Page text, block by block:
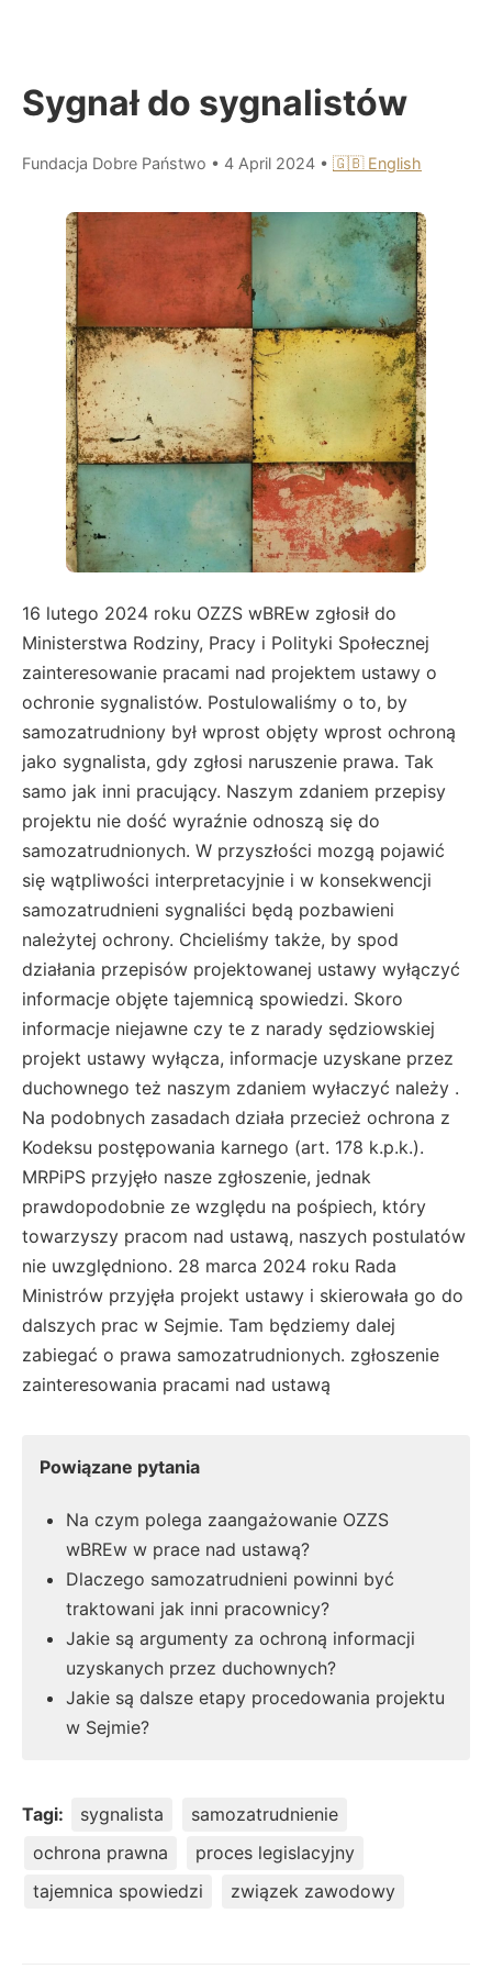
Sygnał do sygnalistów
Fundacja Dobre Państwo • 4 April 2024 • 🇬🇧 English
16 lutego 2024 roku OZZS wBREw zgłosił do
Ministerstwa Rodziny, Pracy i Polityki Społecznej
zainteresowanie pracami nad projektem ustawy o
ochronie sygnalistów. Postulowaliśmy o to, by
samozatrudniony był wprost objęty wprost ochroną
jako sygnalista, gdy zgłosi naruszenie prawa. Tak
samo jak inni pracujący. Naszym zdaniem przepisy
projektu nie dość wyraźnie odnoszą się do
samozatrudnionych. W przyszłości mozgą pojawić
się wątpliwości interpretacyjnie i w konsekwencji
samozatrudnieni sygnaliści będą pozbawieni
należytej ochrony. Chcieliśmy także, by spod
działania przepisów projektowanej ustawy wyłączyć
informacje objęte tajemnicą spowiedzi. Skoro
informacje niejawne czy te z narady sędziowskiej
projekt ustawy wyłącza, informacje uzyskane przez
duchownego też naszym zdaniem wyłaczyć należy .
Na podobnych zasadach działa przecież ochrona z
Kodeksu postępowania karnego (art. 178 k.p.k.).
MRPiPS przyjęło nasze zgłoszenie, jednak
prawdopodobnie ze względu na pośpiech, który
towarzyszy pracom nad ustawą, naszych postulatów
nie uwzględniono. 28 marca 2024 roku Rada
Ministrów przyjęła projekt ustawy i skierowała go do
dalszych prac w Sejmie. Tam będziemy dalej
zabiegać o prawa samozatrudnionych. zgłoszenie
zainteresowania pracami nad ustawą
Powiązane pytania
Na czym polega zaangażowanie OZZS
wBREw w prace nad ustawą?
Dlaczego samozatrudnieni powinni być
traktowani jak inni pracownicy?
Jakie są argumenty za ochroną informacji
uzyskanych przez duchownych?
Jakie są dalsze etapy procedowania projektu
w Sejmie?
Tagi: sygnalista
samozatrudnienie
ochrona prawna
proces legislacyjny
tajemnica spowiedzi
związek zawodowy